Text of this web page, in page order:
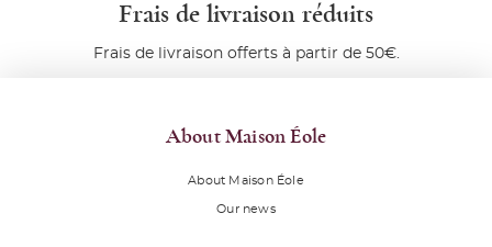
Frais de livraison réduits
Frais de livraison offerts à partir de 50€.
About Maison Éole
About Maison Éole
Our news